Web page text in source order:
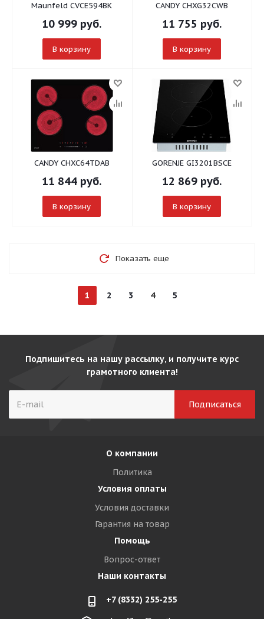
Maunfeld CVCE594BK
10 999 руб.
В корзину
CANDY CHXG32CWB
11 755 руб.
В корзину
CANDY CHXC64TDAB
11 844 руб.
В корзину
GORENJE GI3201BSCE
12 869 руб.
В корзину
Показать еще
1 2 3 4 5
Подпишитесь на нашу рассылку, и получите курс
грамотного клиента!
О компании
Политика
Условия оплаты
Условия доставки
Гарантия на товар
Помощь
Вопрос-ответ
Наши контакты
+7 (8332) 255-255